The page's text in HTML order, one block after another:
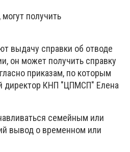
получить
выдачу справки об отводе
он может получить справку
приказам, по которым
директор КНП "ЦПМСП" Елена
семейным или
вывод о временном или